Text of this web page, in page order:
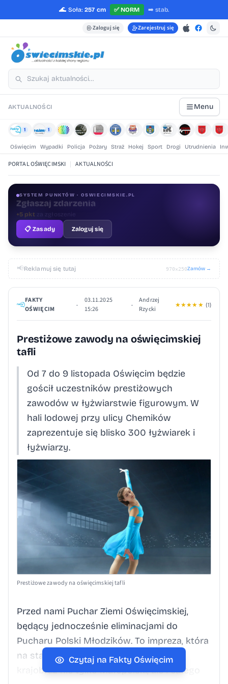
🌊 Soła: 257 cm ✅NORM ➡️ stab.
Zaloguj się Zarejestruj się
AKTUALNOŚCI Menu
1 1
Oświęcim Wypadki Policja Pożary Straż Hokej Sport Drogi Utrudnienia
PORTAL OŚWIĘCIMSKI | AKTUALNOŚCI
SYSTEM PUNKTÓW · OSWIECIMSKIE.PL
Oceniaj treści
+1 pktza ocenę
📋 Zasady
Zaloguj się
📢Reklamuj się tutaj 970×250Zamów →
FAKTY
OŚWIĘCIM
•
03.11.2025
15:26
•
Andrzej
Rzycki
★★★★ ★ (1)
Prestiżowe zawody na oświęcimskiej
tafli
Od 7 do 9 listopada Oświęcim będzie
gościł uczestników prestiżowych
zawodów w łyżwiarstwie figurowym. W
hali lodowej przy ulicy Chemików
zaprezentuje się blisko 300 łyżwiarek i
łyżwiarzy.
Prestiżowe zawody na oświęcimskiej tafli
Przed nami Puchar Ziemi Oświęcimskiej,
będący jednocześnie eliminacjami do
Pucharu Polski Młodzików. To impreza, która
na stałe wpisała się już w łyżwiarski
krajobraz nie tylko Małopolski, ale i całego
Czytaj na Fakty Oświęcim